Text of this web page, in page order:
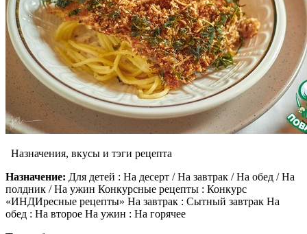
Назначения, вкусы и тэги рецепта
Назначение: Для детей : На десерт / На завтрак / На обед / На
полдник / На ужин Конкурсные рецепты : Конкурс
«ИНДИресные рецепты» На завтрак : Сытный завтрак На
обед : На второе На ужин : На горячее